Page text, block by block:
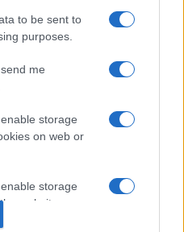
to be sent to
purposes.
me
storage
on web or
storage
website or app.
alkalommal járt az alföldi
gyerekdarabbal.